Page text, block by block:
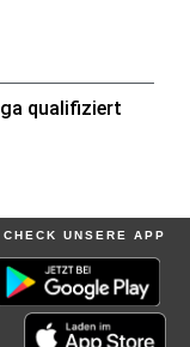
qualifiziert
CHECK UNSERE APP